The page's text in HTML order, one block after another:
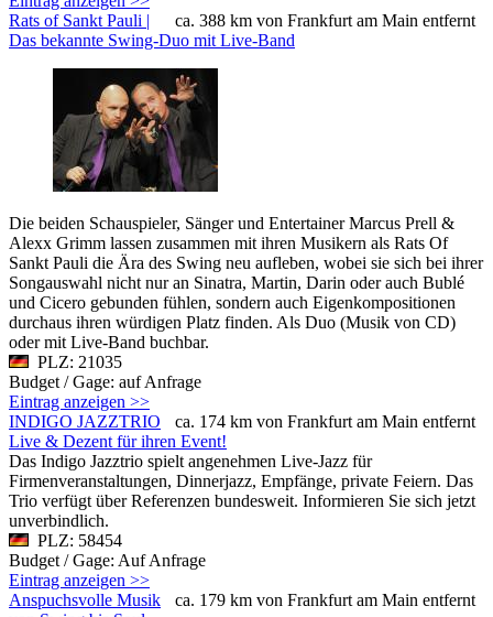
ca. 388 km von Frankfurt am Main entfernt
Rats of Sankt Pauli |
Das bekannte Swing-Duo mit Live-Band
Die beiden Schauspieler, Sänger und Entertainer Marcus Prell &
Alexx Grimm lassen zusammen mit ihren Musikern als Rats Of
Sankt Pauli die Ära des Swing neu aufleben, wobei sie sich bei ihrer
Songauswahl nicht nur an Sinatra, Martin, Darin oder auch Bublé
und Cicero gebunden fühlen, sondern auch Eigenkompositionen
durchaus ihren würdigen Platz finden. Als Duo (Musik von CD)
oder mit Live-Band buchbar.
PLZ: 21035
Budget / Gage: auf Anfrage
Eintrag anzeigen >>
ca. 174 km von Frankfurt am Main entfernt
INDIGO JAZZTRIO
Live & Dezent für ihren Event!
Das Indigo Jazztrio spielt angenehmen Live-Jazz für
Firmenveranstaltungen, Dinnerjazz, Empfänge, private Feiern. Das
Trio verfügt über Referenzen bundesweit. Informieren Sie sich jetzt
unverbindlich.
PLZ: 58454
Budget / Gage: Auf Anfrage
Eintrag anzeigen >>
ca. 179 km von Frankfurt am Main entfernt
Anspuchsvolle Musik